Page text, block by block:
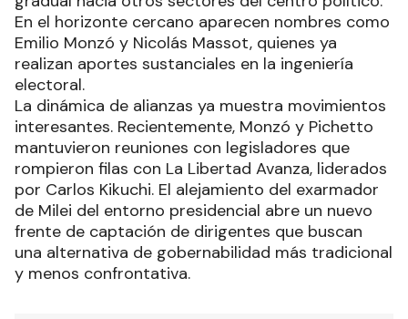
En el horizonte cercano aparecen nombres como
Emilio Monzó y Nicolás Massot, quienes ya
realizan aportes sustanciales en la ingeniería
electoral.
La dinámica de alianzas ya muestra movimientos
interesantes. Recientemente, Monzó y Pichetto
mantuvieron reuniones con legisladores que
rompieron filas con La Libertad Avanza, liderados
por Carlos Kikuchi. El alejamiento del exarmador
de Milei del entorno presidencial abre un nuevo
frente de captación de dirigentes que buscan
una alternativa de gobernabilidad más tradicional
y menos confrontativa.